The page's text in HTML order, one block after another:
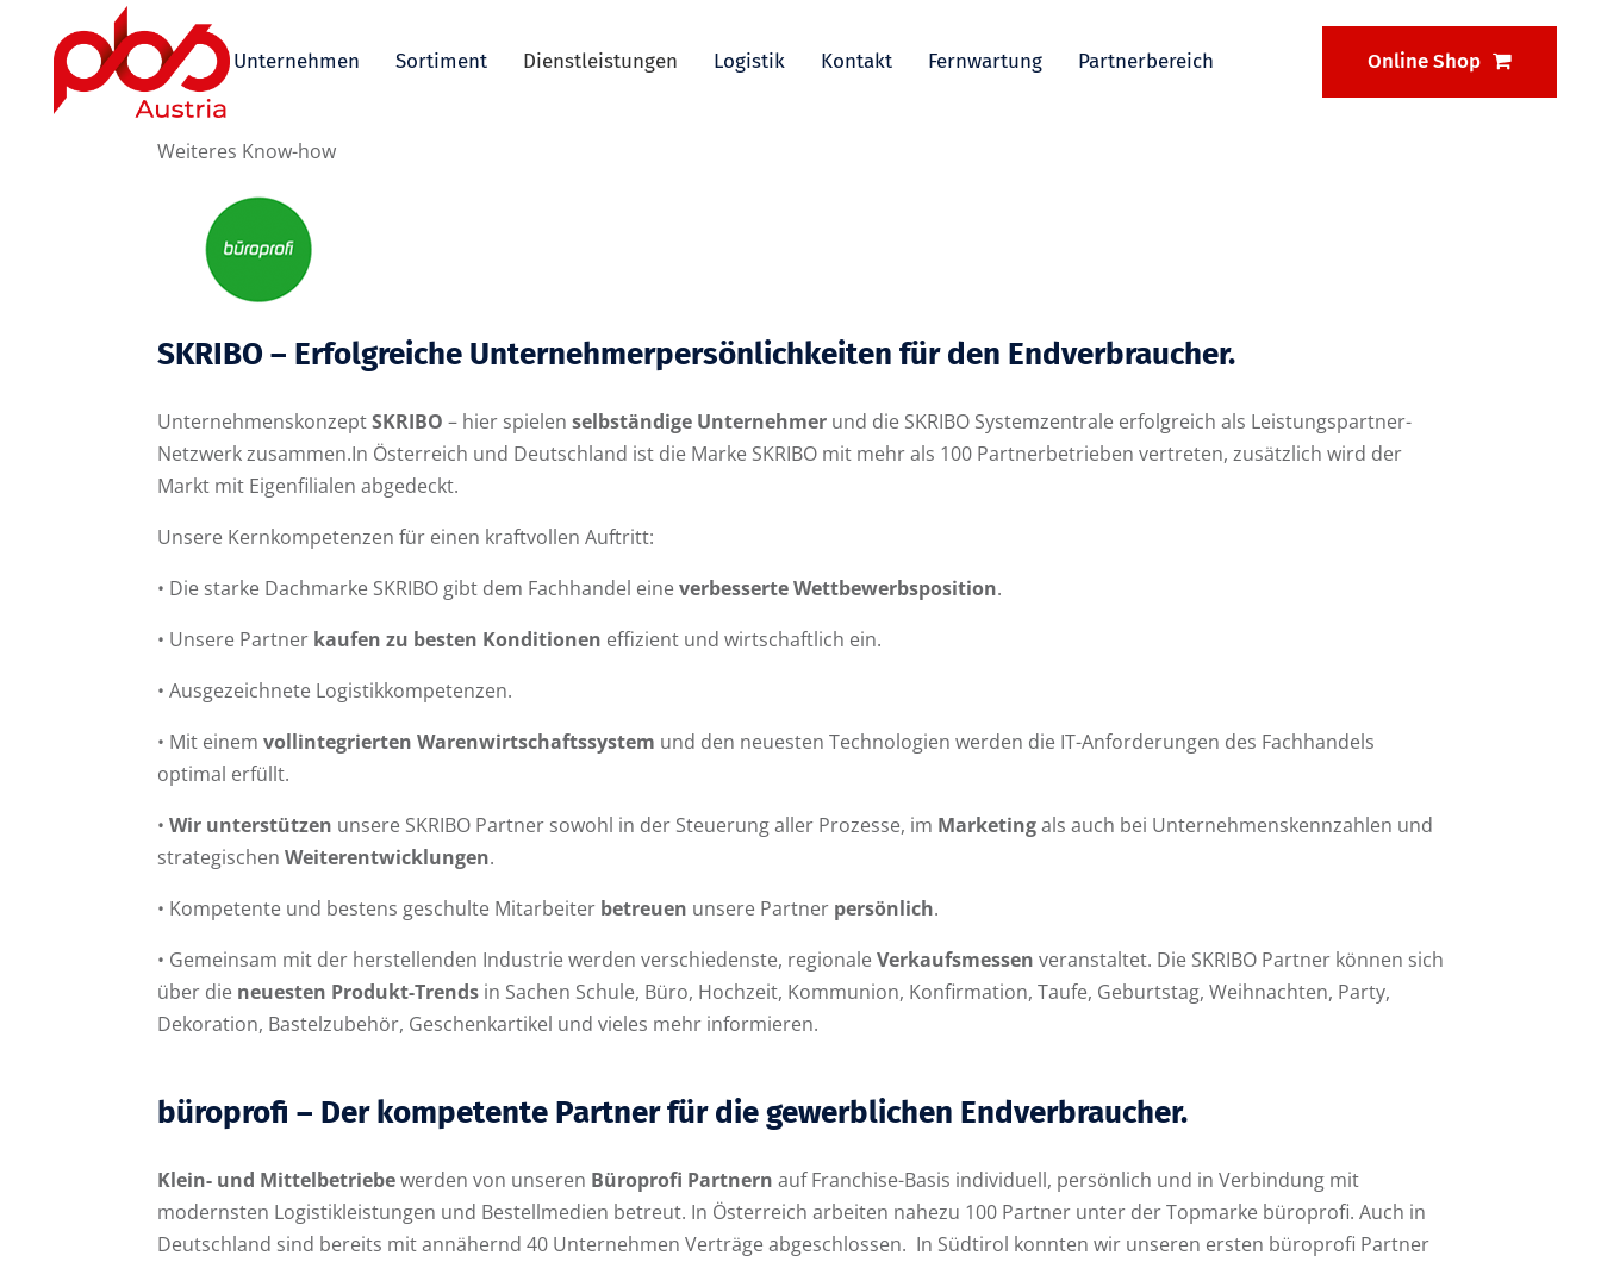
Online Shop
Unternehmen Sortiment Dienstleistungen Logistik Kontakt Fernwartung Partnerbereich
Weiteres Know-how
SKRIBO – Erfolgreiche Unternehmerpersönlichkeiten für den Endverbraucher.
UnternehmenskonzeptSKRIBO – hier spielen selbständige Unternehmer und die SKRIBO Systemzentrale erfolgreich als Leistungspartner-
Netzwerk zusammen.In Österreich und Deutschland ist die Marke SKRIBO mit mehr als 100 Partnerbetrieben vertreten, zusätzlich wird der
Markt mit Eigenfilialen abgedeckt.
Unsere Kernkompetenzen für einen kraftvollen Auftritt:
• Die starke Dachmarke SKRIBO gibt dem Fachhandel eineverbesserte Wettbewerbsposition.
• Unsere Partner kaufen zu besten Konditionen effizient und wirtschaftlich ein.
• Ausgezeichnete Logistikkompetenzen.
• Mit einem vollintegrierten Warenwirtschaftssystem und den neuesten Technologien werden die IT-Anforderungen des Fachhandels
optimal erfüllt.
• Wir unterstützen unsere SKRIBO Partner sowohl in der Steuerung aller Prozesse, im Marketingals auch bei Unternehmenskennzahlen und
strategischen Weiterentwicklungen.
• Kompetente und bestens geschulte Mitarbeiter betreuen unsere Partner persönlich.
• Gemeinsam mit der herstellenden Industrie werden verschiedenste, regionaleVerkaufsmessen veranstaltet. Die SKRIBO Partner können sich
über die neuesten Produkt-Trends in Sachen Schule, Büro, Hochzeit, Kommunion, Konfirmation, Taufe, Geburtstag, Weihnachten, Party,
Dekoration, Bastelzubehör, Geschenkartikel und vieles mehr informieren.
büroprofi – Der kompetente Partner für die gewerblichen Endverbraucher.
Klein- und Mittelbetriebewerden von unseren Büroprofi Partnern auf Franchise-Basis individuell, persönlich und in Verbindung mit
modernsten Logistikleistungen und Bestellmedien betreut. In Österreich arbeiten nahezu 100 Partner unter der Topmarke büroprofi. Auch in
Deutschland sind bereits mit annähernd 40 Unternehmen Verträge abgeschlossen. In Südtirol konnten wir unseren ersten büroprofi Partner